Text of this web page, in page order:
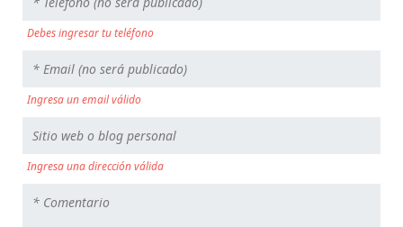
Debes ingresar tu teléfono
Ingresa un email válido
Ingresa una dirección válida